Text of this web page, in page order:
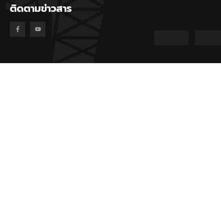
ติดตามข่าวสาร